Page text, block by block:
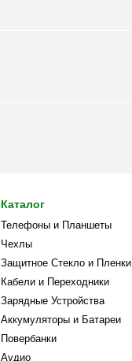
Каталог
Телефоны и Планшеты
Чехлы
Защитное Стекло и Пленки
Кабели и Переходники
Зарядные Устройства
Аккумуляторы и Батареи
Повербанки
Аудио